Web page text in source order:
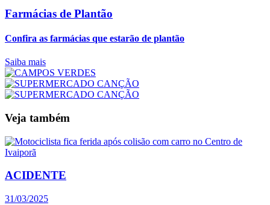
Farmácias de Plantão
Confira as farmácias que estarão de plantão
Saiba mais
Veja também
ACIDENTE
31/03/2025